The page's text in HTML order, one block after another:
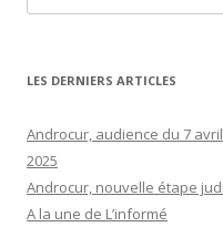
LES DERNIERS ARTICLES
Androcur, audience du 7
2025
Androcur, nouvelle étape
A la une de L’informé